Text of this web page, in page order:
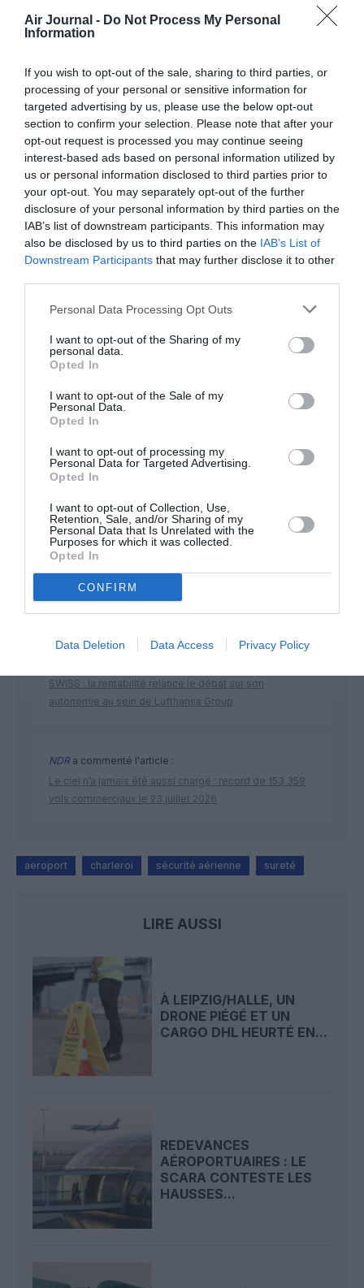
Air Journal - Do Not Process My Personal
Information
If you wish to opt-out of the sale, sharing to third parties, or
processing of your personal or sensitive information for
targeted advertising by us, please use the below opt-out
section to confirm your selection. Please note that after your
opt-out request is processed you may continue seeing
interest-based ads based on personal information utilized by
us or personal information disclosed to third parties prior to
your opt-out. You may separately opt-out of the further
disclosure of your personal information by third parties on the
IAB’s list of downstream participants. This information may
also be disclosed by us to third parties on the IAB’s List of
Downstream Participants that may further disclose it to other
Personal Data Processing Opt Outs
I want to opt-out of the Sharing of my
personal data.
Opted In
I want to opt-out of the Sale of my
Personal Data.
Opted In
I want to opt-out of processing my
Personal Data for Targeted Advertising.
Opted In
I want to opt-out of Collection, Use,
Retention, Sale, and/or Sharing of my
Personal Data that Is Unrelated with the
Purposes for which it was collected.
Opted In
CONFIRM
Data Deletion Data Access Privacy Policy
vonfritschthoffen a commenté :
10 août 2013 - 19 h 55 min
les low cost payent ils les services de sureté ? La ville de
Charleroi ne bénéficie pas d’une bonne réputation, il n’est pas
exclu que le majorité des services de police soient
monopolisés pour l’agglomération et que l’aéroport en fasse
les frais
RÉPONDRE
LAISSER UN COMMENTAIRE
développement !
NOUS SOUTENIR
DERNIERS COMMENTAIRES
SWISS : la rentabilité relance le débat sur son
autonomie au sein de Lufthansa Group
NDRa commenté l'article :
Le ciel n’a jamais été aussi chargé : record de 153 359
vols commerciaux le 23 juillet 2026
aeroport charleroi sécurité aérienne sureté
LIRE AUSSI
À LEIPZIG/HALLE, UN
DRONE PIÉGÉ ET UN
CARGO DHL HEURTÉ EN...
REDEVANCES
AÉROPORTUAIRES : LE
SCARA CONTESTE LES
HAUSSES...